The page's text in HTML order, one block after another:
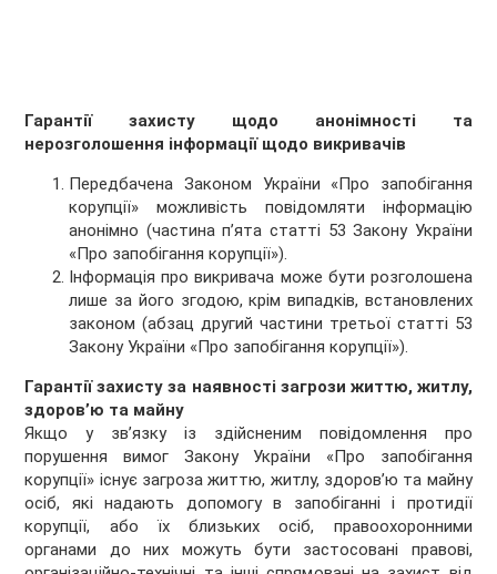
Гарантії захисту щодо анонімності та
нерозголошення інформації щодо викривачів
Передбачена Законом України «Про запобігання
корупції» можливість повідомляти інформацію
анонімно (частина п’ята статті 53 Закону України
«Про запобігання корупції»).
Інформація про викривача може бути розголошена
лише за його згодою, крім випадків, встановлених
законом (абзац другий частини третьої статті 53
Закону України «Про запобігання корупції»).
Гарантії захисту за наявності загрози життю, житлу,
здоров’ю та майну
Якщо у зв’язку із здійсненим повідомлення про
порушення вимог Закону України «Про запобігання
корупції» існує загроза життю, житлу, здоров’ю та майну
осіб, які надають допомогу в запобіганні і протидії
корупції, або їх близьких осіб, правоохоронними
органами до них можуть бути застосовані правові,